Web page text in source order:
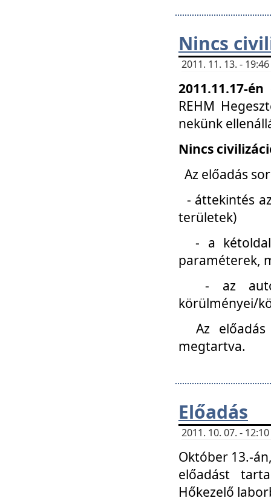
Nincs
2011. 11. 13. -
2011.11.17-
REHM
nekünk
Nincs
Az előadás
- áttekintés
területek)
- a kétoldali
paraméterek,
- az
körülményei/
Az
megtartva.
Előadás
2011. 10. 07. -
Október 13.-
előadást
Hőkezelő